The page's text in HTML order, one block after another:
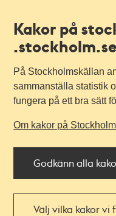
Kakor på
.stockholm.se
På Stockholmskällan
sammanställa statistik
fungera på ett bra sätt
Om kakor på
Godkänn alla
Välj vilka kakor vi